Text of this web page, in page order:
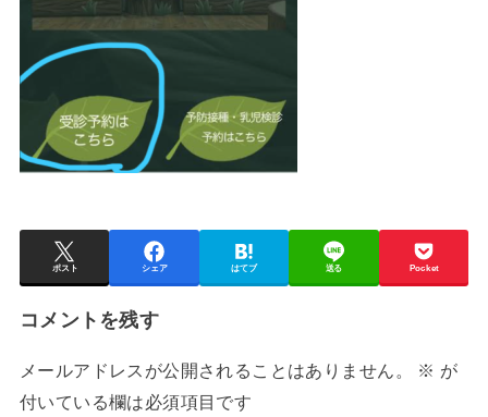
ポスト シェア はてブ 送る Pocket
コメントを残す
メールアドレスが公開されることはありません。 ※ が
付いている欄は必須項目です